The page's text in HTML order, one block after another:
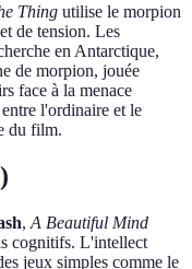
Thing utilise le morpion
de tension. Les
en Antarctique,
de morpion, jouée
face à la menace
l'ordinaire et le
du film.
, A Beautiful Mind
cognitifs. L'intellect
jeux simples comme le